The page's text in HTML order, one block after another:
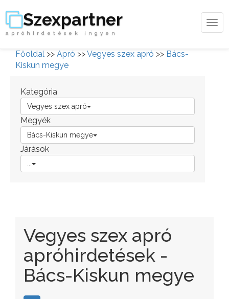
Szexpartner
apróhirdetések ingyen
Főoldal >> Apró >>Vegyes szex apró >> Bács-
Kiskun megye
Kategória
Vegyes szex apró
Megyék
Bács-Kiskun megye
Járások
Vegyes szex apró
apróhirdetések -
Bács-Kiskun megye